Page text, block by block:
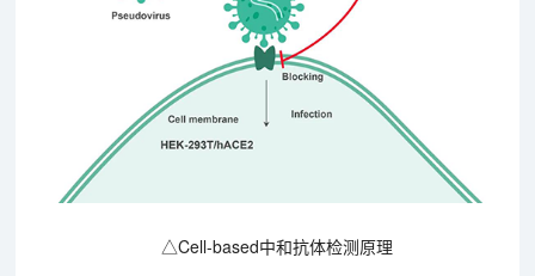
△Cell-based中和抗体检测原理